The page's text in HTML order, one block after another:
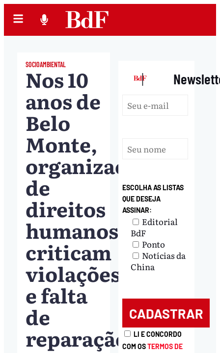
SOCIOAMBIENTAL
Nos 10
anos de
Belo
Monte,
organizações
de
direitos
humanos
criticam
violações
e falta
de
reparação
|
ESCOLHA AS LISTAS
QUE DESEJA
ASSINAR:
Editorial
BdF
Ponto
Notícias da
China
LI E CONCORDO
COM OSTERMOS DE